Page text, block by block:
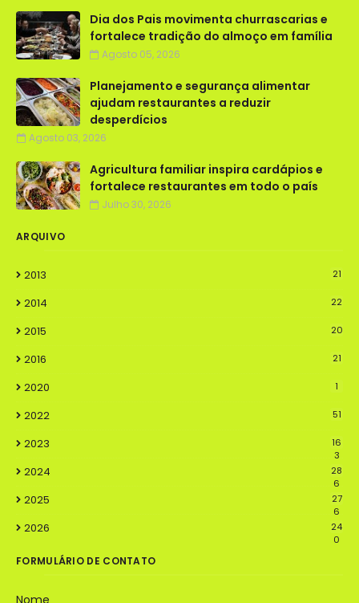
Dia dos Pais movimenta churrascarias e
fortalece tradição do almoço em família
Agosto 05, 2026
Planejamento e segurança alimentar
ajudam restaurantes a reduzir
desperdícios
Agosto 03, 2026
Agricultura familiar inspira cardápios e
fortalece restaurantes em todo o país
Julho 30, 2026
ARQUIVO
2013 21
2014 22
2015 20
2016 21
2020 1
2022 51
2023
16
3
2024
28
6
2025
27
6
2026
24
0
FORMULÁRIO DE CONTATO